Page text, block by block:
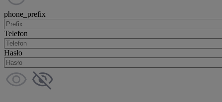
phone_prefix
Telefon
Hasło